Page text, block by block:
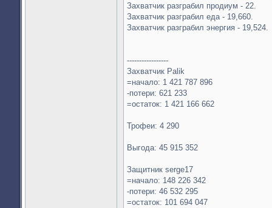
Захватчик разграбил продиум - 22.
Захватчик разграбил еда - 19,660.
Захватчик разграбил энергия - 19,524.
-----------------
Захватчик Palik
=начало: 1 421 787 896
-потери: 621 233
=остаток: 1 421 166 662
Трофеи: 4 290
Выгода: 45 915 352
Защитник serge17
=начало: 148 226 342
-потери: 46 532 295
=остаток: 101 694 047